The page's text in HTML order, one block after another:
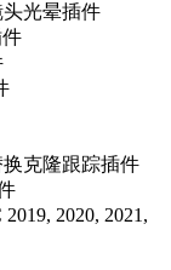
光晕插件
克隆跟踪插件
2020, 2021,